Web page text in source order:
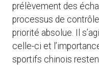
prélèvement des
processus de
priorité absolue. Il
celle-ci et
sportifs chinois